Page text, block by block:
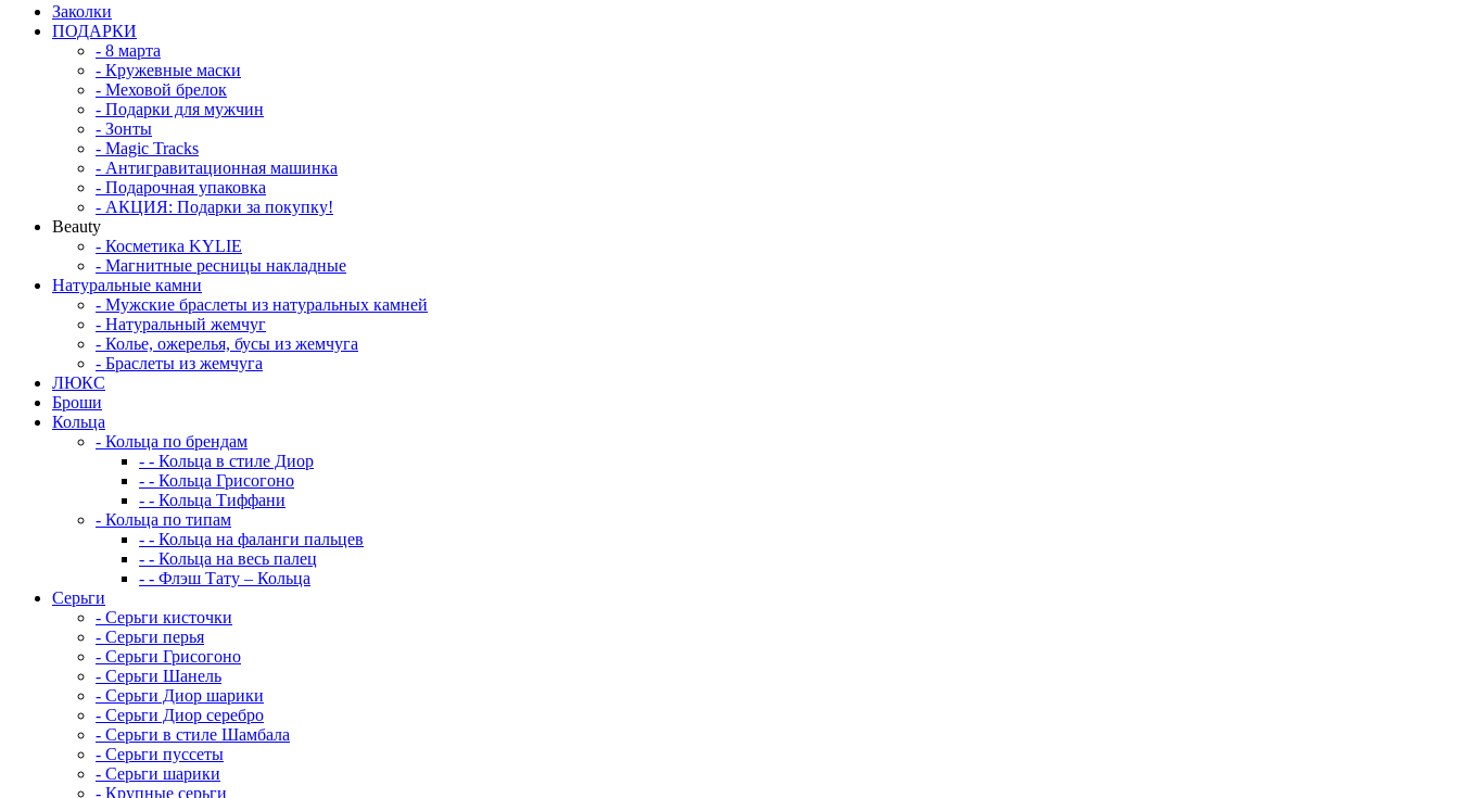
Заколки
ПОДАРКИ
- 8 марта
- Кружевные маски
- Меховой брелок
- Подарки для мужчин
- Зонты
- Magic Tracks
- Антигравитационная машинка
- Подарочная упаковка
- АКЦИЯ: Подарки за покупку!
Beauty
- Косметика KYLIE
- Магнитные ресницы накладные
Натуральные камни
- Мужские браслеты из натуральных камней
- Натуральный жемчуг
- Колье, ожерелья, бусы из жемчуга
- Браслеты из жемчуга
ЛЮКС
Броши
Кольца
- Кольца по брендам
- - Кольца в стиле Диор
- - Кольца Грисогоно
- - Кольца Тиффани
- Кольца по типам
- - Кольца на фаланги пальцев
- - Кольца на весь палец
- - Флэш Тату – Кольца
Серьги
- Серьги кисточки
- Серьги перья
- Серьги Грисогоно
- Серьги Шанель
- Серьги Диор шарики
- Серьги Диор серебро
- Серьги в стиле Шамбала
- Серьги пуссеты
- Серьги шарики
- Крупные серьги